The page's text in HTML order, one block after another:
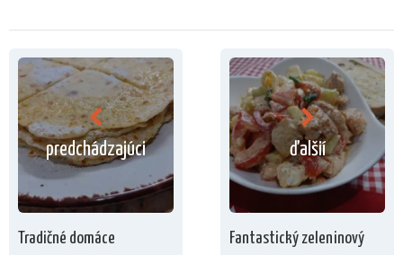
predchádzajúci
Tradičné domáce
ďalšií
Fantastický zeleninový